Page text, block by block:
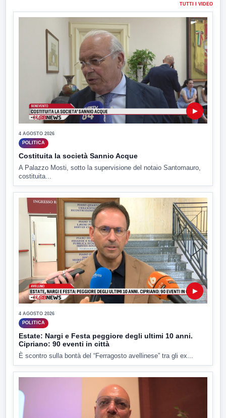
TUTTI I VIDEO
▶
4 AGOSTO 2026
POLITICA
Costituita la società Sannio Acque
A Palazzo Mosti, sotto la supervisione del notaio Santomauro,
costituita...
▶
4 AGOSTO 2026
POLITICA
Estate: Nargi e Festa peggiore degli ultimi 10 anni.
Cipriano: 90 eventi in città
È scontro sulla bontà del “Ferragosto avellinese” tra gli ex...